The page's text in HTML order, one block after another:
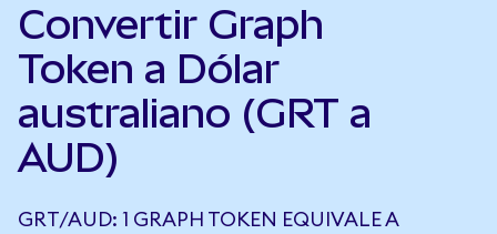
Convertir Graph
Token a Dólar
australiano (GRT a
AUD)
GRT/AUD: 1 GRAPH TOKEN EQUIVALE A